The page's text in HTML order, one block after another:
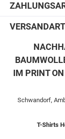
IM PRINT
Schwandorf,
T-Shirts